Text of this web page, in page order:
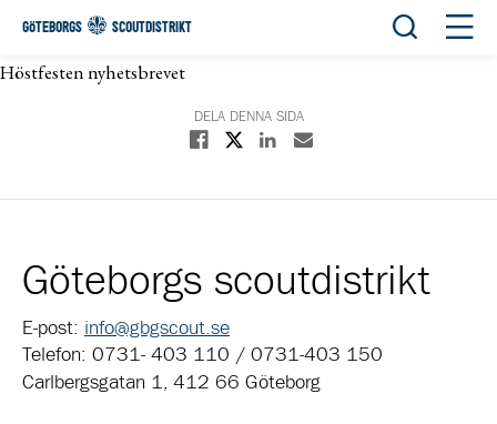
GÖTEBORGS SCOUTDISTRIKT Öppna
Höstfesten nyhetsbrevet
DELA DENNA SIDA
Dela på Facebook
Dela på XDela på Linkedin
Dela med E-post
Göteborgs scoutdistrikt
E-post: info@gbgscout.se
Telefon: 0731- 403 110 / 0731-403 150
Carlbergsgatan 1, 412 66 Göteborg